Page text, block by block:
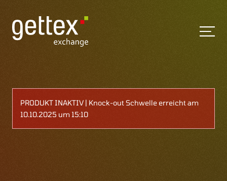
PRODUKT INAKTIV | Knock-out Schwelle erreicht am
10.10.2025 um 15:10